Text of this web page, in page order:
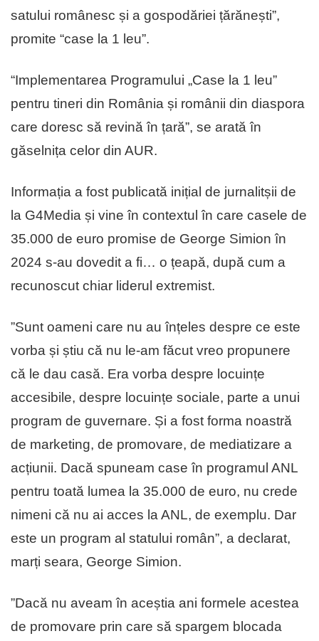
satului românesc și a gospodăriei țărănești”,
promite “case la 1 leu”.
“Implementarea Programului „Case la 1 leu”
pentru tineri din România și românii din diaspora
care doresc să revină în țară”, se arată în
găselnița celor din AUR.
Informația a fost publicată inițial de jurnalitșii de
la G4Media și vine în contextul în care casele de
35.000 de euro promise de George Simion în
2024 s-au dovedit a fi… o țeapă, după cum a
recunoscut chiar liderul extremist.
”Sunt oameni care nu au înțeles despre ce este
vorba și știu că nu le-am făcut vreo propunere
că le dau casă. Era vorba despre locuințe
accesibile, despre locuințe sociale, parte a unui
program de guvernare. Și a fost forma noastră
de marketing, de promovare, de mediatizare a
acțiunii. Dacă spuneam case în programul ANL
pentru toată lumea la 35.000 de euro, nu crede
nimeni că nu ai acces la ANL, de exemplu. Dar
este un program al statului român”, a declarat,
marți seara, George Simion.
”Dacă nu aveam în aceștia ani formele acestea
de promovare prin care să spargem blocada